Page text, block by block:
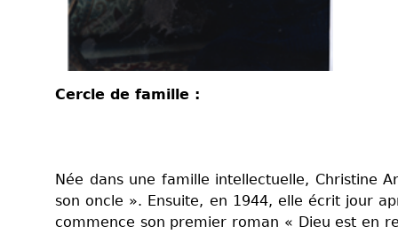
Cercle de famille :
Née dans une famille intellectuelle, Christine
son oncle ». Ensuite, en 1944, elle écrit jour
commence son premier roman « Dieu est en